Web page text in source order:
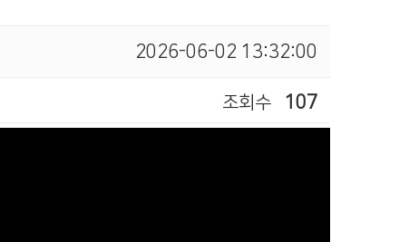
2026-06-02 13:32:00
조회수 107